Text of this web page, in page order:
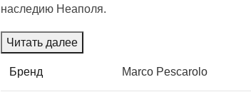
наследию Неаполя.
Читать далее
Бренд Marco Pescarolo